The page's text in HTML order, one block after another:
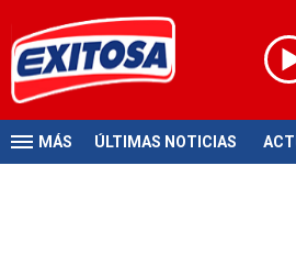
MÁS ÚLTIMAS NOTICIAS